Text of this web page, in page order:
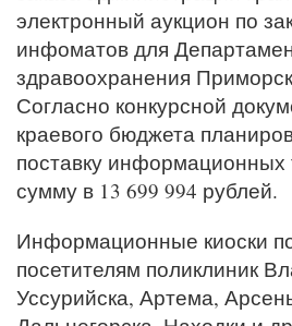
электронный аукцион по
инфоматов для
здравоохранения
Согласно конкурсной
краевого бюджета
поставку
сумму в 13 699 994 рублей.
Информационные киоски
посетителям поликлиник
Уссурийска, Артема,